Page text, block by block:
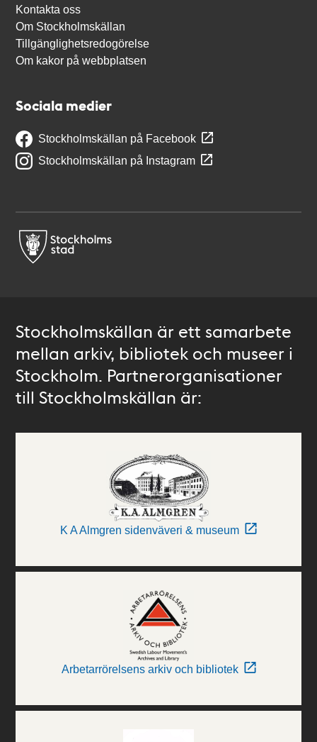
Kontakta oss
Om Stockholmskällan
Tillgänglighetsredogörelse
Om kakor på webbplatsen
Sociala medier
Stockholmskällan på Facebook
Stockholmskällan på Instagram
Stockholmskällan är ett samarbete
mellan arkiv, bibliotek och museer i
Stockholm. Partnerorganisationer
till Stockholmskällan är:
K A Almgren sidenväveri & museum
Arbetarrörelsens arkiv och bibliotek